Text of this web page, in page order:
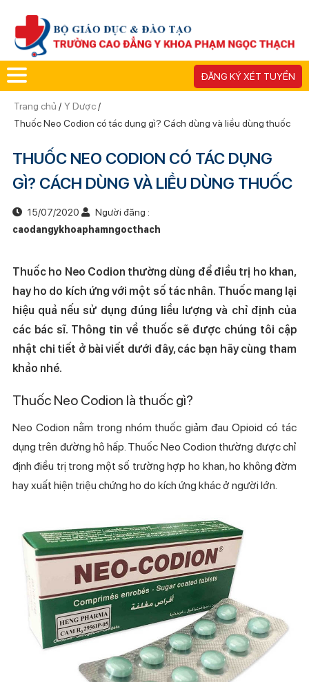
ĐĂNG KÝ XÉT TUYỂN
Trang chủ / Y Dược/
Thuốc Neo Codion có tác dụng gì? Cách dùng và liều dùng thuốc
THUỐC NEO CODION CÓ TÁC DỤNG
GÌ? CÁCH DÙNG VÀ LIỀU DÙNG THUỐC
15/07/2020
Người đăng :
caodangykhoaphamngocthach
Thuốc ho Neo Codion thường dùng để điều trị ho khan,
hay ho do kích ứng với một số tác nhân. Thuốc mang lại
hiệu quả nếu sử dụng đúng liều lượng và chỉ định của
các bác sĩ. Thông tin về thuốc sẽ được chúng tôi cập
nhật chi tiết ở bài viết dưới đây, các bạn hãy cùng tham
khảo nhé.
Thuốc Neo Codion là thuốc gì?
Neo Codion nằm trong nhóm thuốc giảm đau Opioid có tác
dụng trên đường hô hấp. Thuốc Neo Codion thường được chỉ
định điều trị trong một số trường hợp ho khan, ho không đờm
hay xuất hiện triệu chứng ho do kích ứng khác ở người lớn.